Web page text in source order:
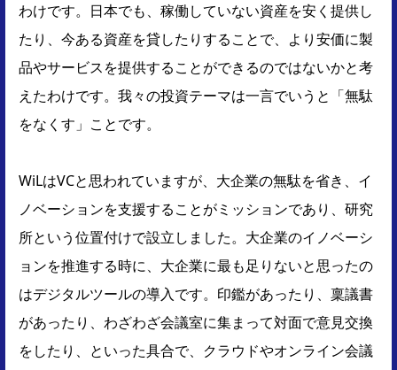
わけです。日本でも、稼働していない資産を安く提供し
たり、今ある資産を貸したりすることで、より安価に製
品やサービスを提供することができるのではないかと考
えたわけです。我々の投資テーマは一言でいうと「無駄
をなくす」ことです。
WiLはVCと思われていますが、大企業の無駄を省き、イ
ノベーションを支援することがミッションであり、研究
所という位置付けで設立しました。大企業のイノベーシ
ョンを推進する時に、大企業に最も足りないと思ったの
はデジタルツールの導入です。印鑑があったり、稟議書
があったり、わざわざ会議室に集まって対面で意見交換
をしたり、といった具合で、クラウドやオンライン会議